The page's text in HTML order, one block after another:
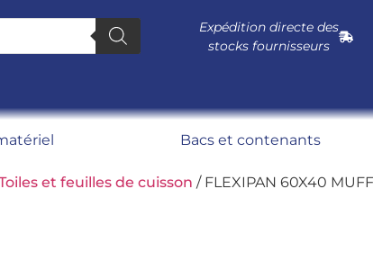
Expédition directe des
stocks fournisseurs
Bacs et contenants
et feuilles de cuisson / FLEXIPAN 60X40